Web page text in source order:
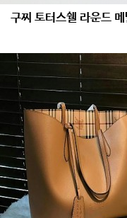
구찌 토터스쉘 라운드